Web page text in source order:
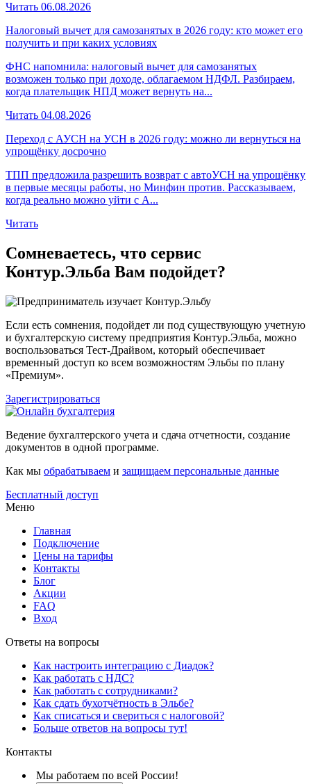
Читать 06.08.2026
Налоговый вычет для самозанятых в 2026 году: кто может его
получить и при каких условиях
ФНС напомнила: налоговый вычет для самозанятых
возможен только при доходе, облагаемом НДФЛ. Разбираем,
когда плательщик НПД может вернуть на...
Читать 04.08.2026
Переход с АУСН на УСН в 2026 году: можно ли вернуться на
упрощёнку досрочно
ТПП предложила разрешить возврат с автоУСН на упрощёнку
в первые месяцы работы, но Минфин против. Рассказываем,
когда реально можно уйти с А...
Читать
Сомневаетесь, что сервис
Контур.Эльба Вам подойдет?
Если есть сомнения, подойдет ли под существующую учетную
и бухгалтерскую систему предприятия Контур.Эльба, можно
воспользоваться Тест-Драйвом, который обеспечивает
временный доступ ко всем возможностям Эльбы по плану
«Премиум».
Зарегистрироваться
Ведение бухгалтерского учета и сдача отчетности, создание
документов в одной программе.
Как мы обрабатываем и защищаем персональные данные
Бесплатный доступ
Меню
Главная
Подключение
Цены на тарифы
Контакты
Блог
Акции
FAQ
Вход
Ответы на вопросы
Как настроить интеграцию с Диадок?
Как работать с НДС?
Как работать с сотрудниками?
Как сдать бухотчётность в Эльбе?
Как списаться и свериться с налоговой?
Больше ответов на вопросы тут!
Контакты
Мы работаем по всей России!